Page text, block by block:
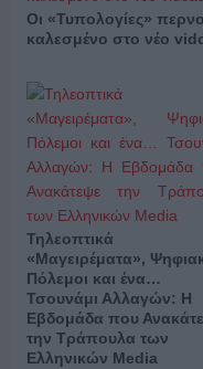
Οι «Τυπολογίες»
καλεσμένο στο νέο
Τηλεοπτικά
«Μαγειρέματα»,
Πόλεμοι και ένα…
Τσουνάμι Αλλαγών: Η
Εβδομάδα που
την Τράπουλα των
Ελληνικών Media